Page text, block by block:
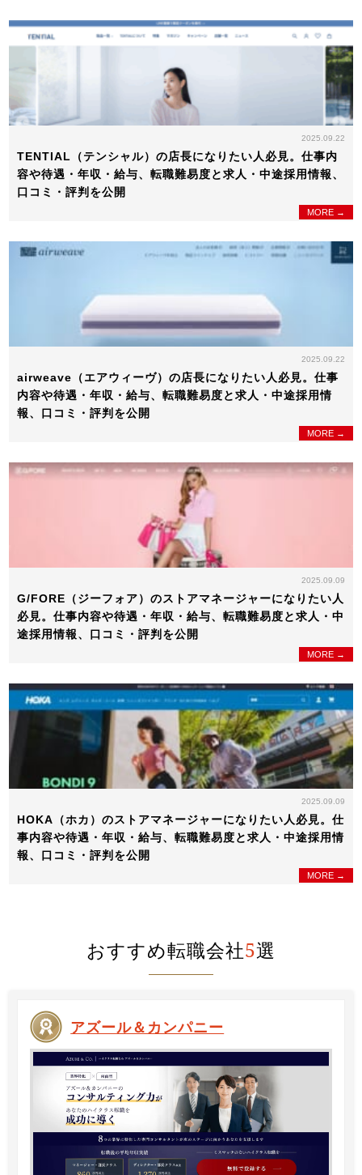
2025.09.22
TENTIAL（テンシャル）の店長になりたい人必見。仕事内
容や待遇・年収・給与、転職難易度と求人・中途採用情報、
口コミ・評判を公開
MORE →
2025.09.22
airweave（エアウィーヴ）の店長になりたい人必見。仕事
内容や待遇・年収・給与、転職難易度と求人・中途採用情
報、口コミ・評判を公開
MORE →
2025.09.09
G/FORE（ジーフォア）のストアマネージャーになりたい人
必見。仕事内容や待遇・年収・給与、転職難易度と求人・中
途採用情報、口コミ・評判を公開
MORE →
2025.09.09
HOKA（ホカ）のストアマネージャーになりたい人必見。仕
事内容や待遇・年収・給与、転職難易度と求人・中途採用情
報、口コミ・評判を公開
MORE →
おすすめ転職会社5選
アズール＆カンパニー